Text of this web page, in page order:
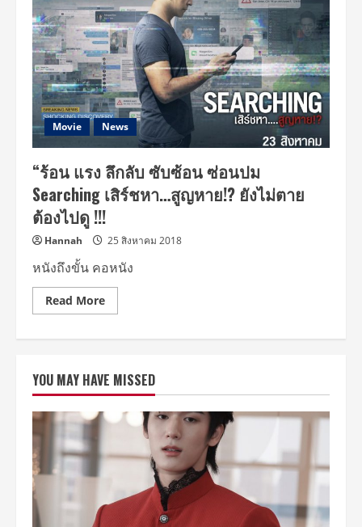
แรก
“COWBOY
BEBOP”
นับ
ถอย
หลัง
หนึ่ง
เดือน
ก่อน
เปิด
ฉาก
ปฏิบัติ
การ
ค่าหัว
สุด
ขอบ
อวกาศ
19
พฤศจิกายน
นี้
Movie News
“ร้อน แรง ลึกลับ ซับซ้อน ซ่อนปม
Searching เสิร์ชหา…สูญหาย!? ยังไม่ตาย
ต้องไปดู !!!
Hannah 25 สิงหาคม 2018
หนังถึงขั้น คอหนัง
Read MoreRead
more
ซ้อน
ซ่อน
ปม
Searching
เสิร์ช
สูญหาย!?
ยัง
ไปดู
YOU MAY HAVE MISSED